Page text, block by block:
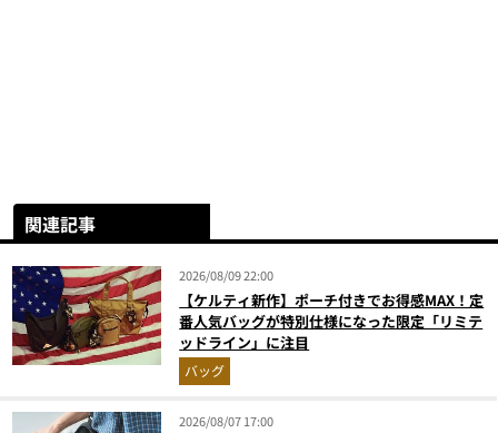
関連記事
2026/08/09 22:00
【ケルティ新作】ポーチ付きでお得感MAX！定
番人気バッグが特別仕様になった限定「リミテ
ッドライン」に注目
バッグ
2026/08/07 17:00